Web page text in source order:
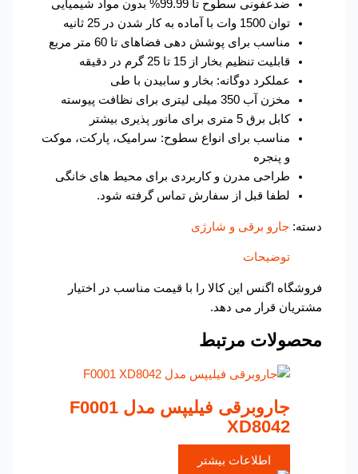
ضدعفونی سطوح تا 99.99% بدون مواد شیمیایی
توان 1500 وات با آماده‌ به‌ کار شدن در 25 ثانیه
مناسب برای پوشش‌ دهی فضاهای تا 60 متر مربع
قابلیت تنظیم بخار از 15 تا 25 گرم در دقیقه
عملکرد دوگانه: بخار و سابیدن با طی
مخزن آب 350 میلی‌ لیتری برای نظافت پیوسته
کابل برق 5 متری برای مانور پذیری بیشتر
مناسب برای انواع سطوح: سرامیک، پارکت، موکت
و پنجره
طراحی مدرن و کاربردی برای محیط‌ های خانگی
لطفا قبل از سفارش تماس گرفته شود.
جارو برقی و شارژی
توضیحات
فروشگاه اگنس این کالا را با قیمت مناسب در اختیار
مشتریان قرار می دهد.
محصولات مرتبط
جاروبرقی فیلیپس مدل F0001
XD8042
اطلاعات بیشتر